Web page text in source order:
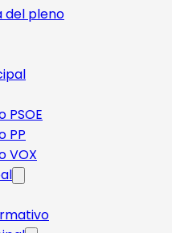
del pleno
PP
VOX